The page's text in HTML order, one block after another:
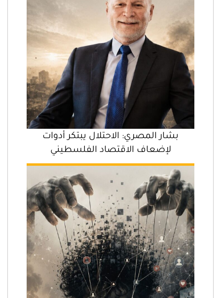
بشار المصري: الاحتلال يبتكر أدوات
لإضعاف الاقتصاد الفلسطيني